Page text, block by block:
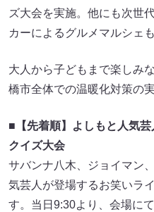
ズ大会を実施。他にも次世
カーによるグルメマルシェも
大人から子どもまで楽しみ
橋市全体での温暖化対策の
■【先着順】よしもと人気
クイズ大会
サバンナ八木、ジョイマン
気芸人が登場するお笑いラ
す。当日9:30より、会場に